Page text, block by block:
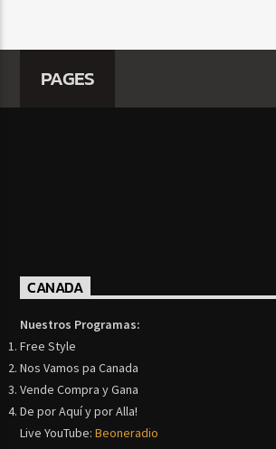
PAGES
CANADA
Nuestros Programas:
Free Style
Nos Vamos pa Canada
Vende Compra y Gana
De por Aquí y por Alla!
Live YouTube:Beoneradio